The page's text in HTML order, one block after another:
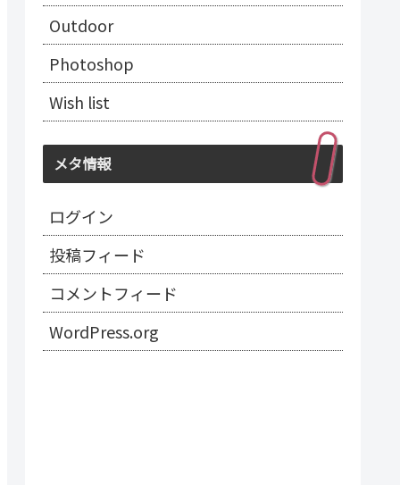
Outdoor
Photoshop
Wish list
メタ情報
ログイン
投稿フィード
コメントフィード
WordPress.org